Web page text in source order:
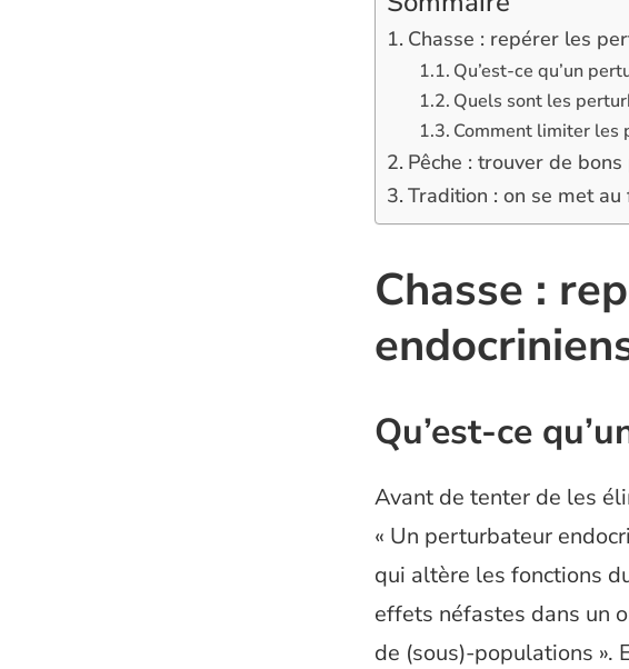
Chasse : repérer les
Qu’est-ce qu’un
Quels sont les
Comment limiter les
Pêche : trouver de
Tradition : on se met
Chasse :
Qu’est-ce
Avant de tenter de les
« Un perturbateur
qui altère les fonctions
effets néfastes dans un
de (sous)-populations ».